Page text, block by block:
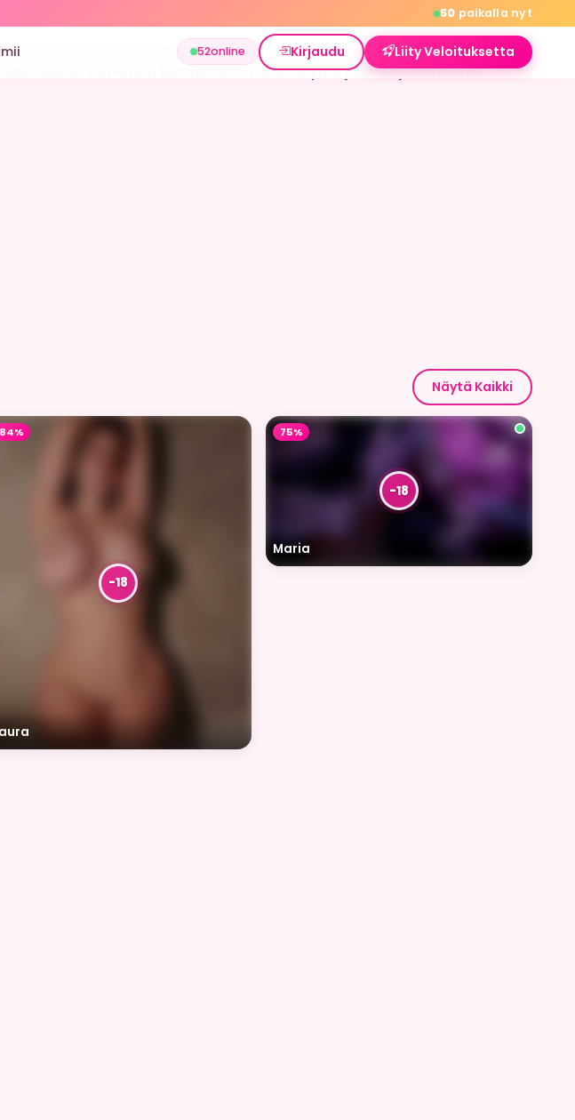
50 paikalla nyt
52online Kirjaudu Liity Veloituksetta
seksia tai rentoa illanviettoa? Taalta löydät jäseniä, jotka etsivät
Näytä Kaikki
84%
Maria
75%